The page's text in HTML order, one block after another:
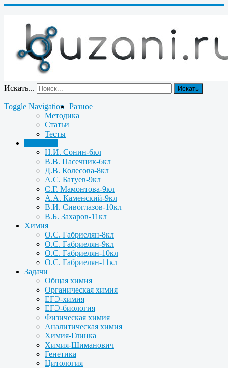
Искать... Искать
Toggle Navigation
Разное
Методика
Статьи
Тесты
Н.И. Сонин-6кл
В.В. Пасечник-6кл
Д.В. Колесова-8кл
А.С. Батуев-9кл
С.Г. Мамонтова-9кл
А.А. Каменский-9кл
В.И. Сивоглазов-10кл
В.Б. Захаров-11кл
Химия
О.С. Габриелян-8кл
О.С. Габриелян-9кл
О.С. Габриелян-10кл
О.С. Габриелян-11кл
Задачи
Общая химия
Органическая химия
ЕГЭ-химия
ЕГЭ-биология
Физическая химия
Аналитическая химия
Химия-Глинка
Химия-Шиманович
Генетика
Цитология